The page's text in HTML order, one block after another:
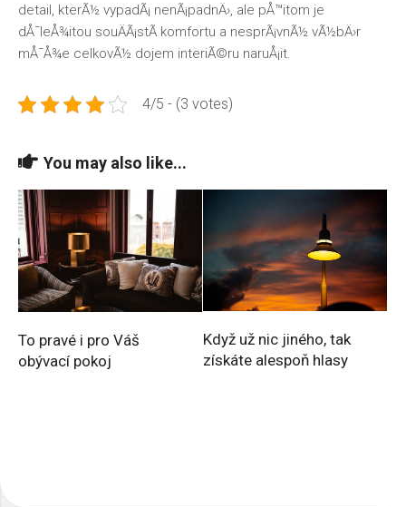
detail, kterÃ½ vypadÃ¡ nenÃ¡padnÄ›, ale pÅ™itom je
dÅ¯leÅ¾itou souÄÃ¡stÃ­ komfortu a nesprÃ¡vnÃ½ vÃ½bÄ›r
mÅ¯Å¾e celkovÃ½ dojem interiÃ©ru naruÅ¡it.
4/5 - (3 votes)
You may also like...
To pravé i pro Váš
obývací pokoj
Když už nic jiného, tak
získáte alespoň hlasy